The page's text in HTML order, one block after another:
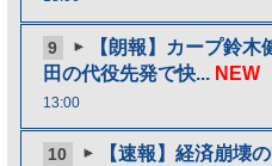
9
【朗報】カープ鈴
田の代役先発で快... NEW
13:00
10
【速報】経済崩壊